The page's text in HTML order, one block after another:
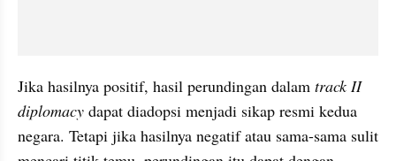
Jika hasilnya positif, hasil perundingan dalam track II
diplomacy dapat diadopsi menjadi sikap resmi kedua
negara. Tetapi jika hasilnya negatif atau sama-sama sulit